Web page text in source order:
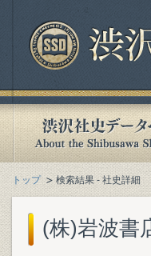
トップ 検索結果 - 社史詳細
(株)岩波書